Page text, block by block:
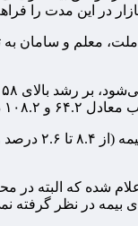
گزارش، نسبت خسارت بازار با ۰.۱ واحد کاهش